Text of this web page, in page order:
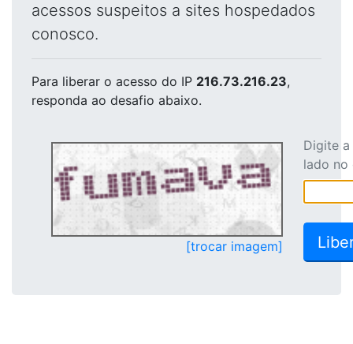
acessos suspeitos a sites hospedados
conosco.
Para liberar o acesso do IP 216.73.216.23,
responda ao desafio abaixo.
[trocar imagem]
Digite
lado no